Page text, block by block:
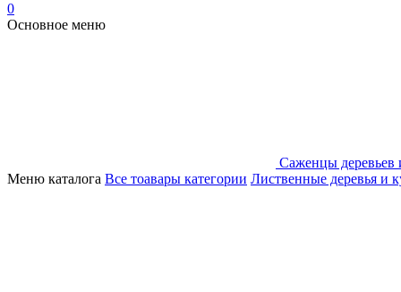
0
Основное меню
Саженцы деревьев
Меню каталога Все тоавары категории Лиственные деревья и